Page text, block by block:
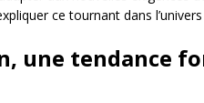
ce tournant dans
une tendance